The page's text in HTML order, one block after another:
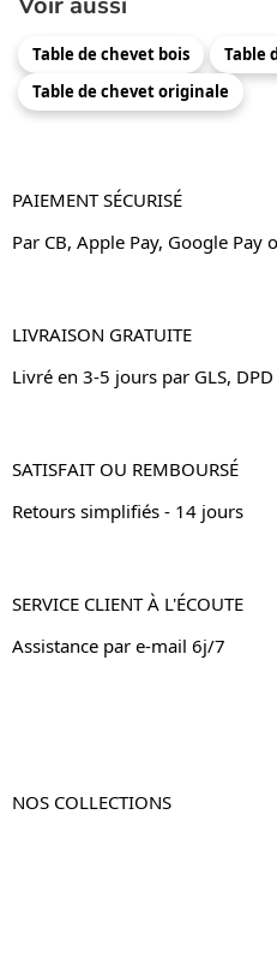
Table de chevet bois
Table
Table de chevet originale
PAIEMENT SÉCURISÉ
Par CB, Apple Pay, Google Pay
LIVRAISON GRATUITE
Livré en 3-5 jours par GLS,
SATISFAIT OU REMBOURSÉ
Retours simplifiés - 14 jours
SERVICE CLIENT À L'ÉCOUTE
Assistance par e-mail 6j/7
NOS COLLECTIONS